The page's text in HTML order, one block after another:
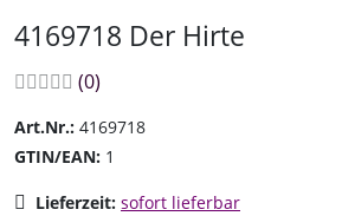
4169718 Der Hirte
Bewertungen:
(0Bewertungen
)
Art.Nr.: 4169718
GTIN/EAN: 1
Lieferzeit: sofort lieferbar